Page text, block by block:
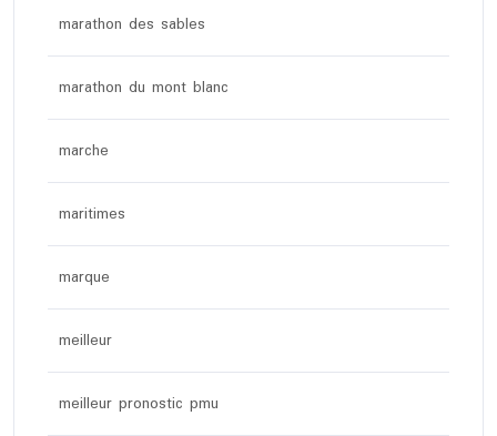
marathon des sables
marathon du mont blanc
marche
maritimes
marque
meilleur
meilleur pronostic pmu